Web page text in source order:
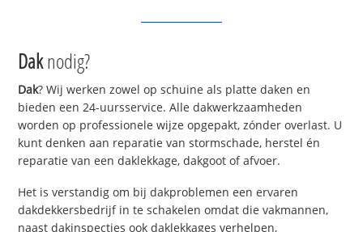
Daknodig?
Dak? Wij werken zowel op schuine als platte daken en
bieden een 24-uursservice. Alle dakwerkzaamheden
worden op professionele wijze opgepakt, zónder overlast. U
kunt denken aan reparatie van stormschade, herstel én
reparatie van een daklekkage, dakgoot of afvoer.
Het is verstandig om bij dakproblemen een ervaren
dakdekkersbedrijf in te schakelen omdat die vakmannen,
naast dakinspecties ook daklekkages verhelpen,